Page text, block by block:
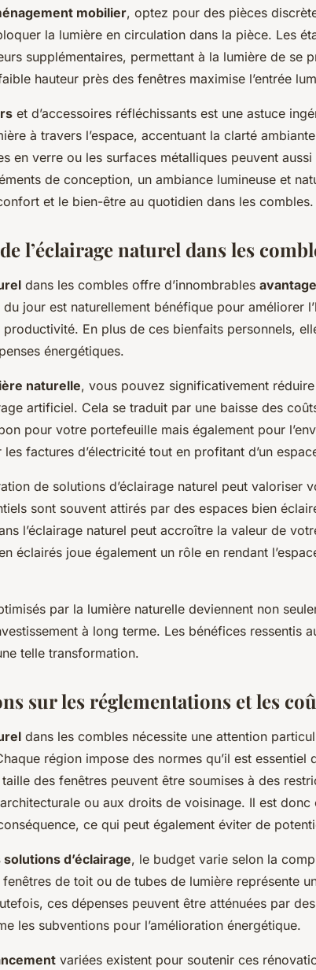
mobilier, optez pour des pièces
la lumière en circulation dans la pièce. Les
supplémentaires, permettant à la lumière de se
hauteur près des fenêtres maximise l’entrée
et d’accessoires réfléchissants est une astuce
à travers l’espace, accentuant la clarté
en verre ou les surfaces métalliques peuvent
de conception, un ambiance lumineuse et
et le bien-être au quotidien dans les combles.
l’éclairage naturel dans les
dans les combles offre d’innombrables
jour est naturellement bénéfique pour améliorer
En plus de ces bienfaits personnels,
énergétiques.
naturelle, vous pouvez significativement
artificiel. Cela se traduit par une baisse des
pour votre portefeuille mais également pour
factures d’électricité tout en profitant d’un
de solutions d’éclairage naturel peut valoriser
sont souvent attirés par des espaces bien
l’éclairage naturel peut accroître la valeur de
éclairés joue également un rôle en rendant
par la lumière naturelle deviennent non
à long terme. Les bénéfices ressentis
telle transformation.
sur les réglementations et les
dans les combles nécessite une attention
région impose des normes qu’il est essentiel
des fenêtres peuvent être soumises à des
ou aux droits de voisinage. Il est
ce qui peut également éviter de
d’éclairage, le budget varie selon la
fenêtres de toit ou de tubes de lumière représente
ces dépenses peuvent être atténuées par
les subventions pour l’amélioration énergétique.
variées existent pour soutenir ces